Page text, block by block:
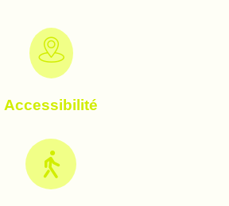
Accessibilité